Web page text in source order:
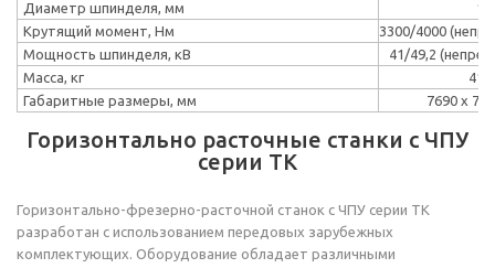
Диаметр шпинделя, мм
Крутящий момент, Нм
3300/4000
Мощность шпинделя, кВ
41/49,2
Масса, кг
Габаритные размеры, мм
7690 х
Горизонтально расточные станки с ЧПУ
серии TK
Горизонтально-фрезерно-расточной станок с ЧПУ серии TK
разработан с использованием передовых зарубежных
комплектующих. Оборудование обладает различными